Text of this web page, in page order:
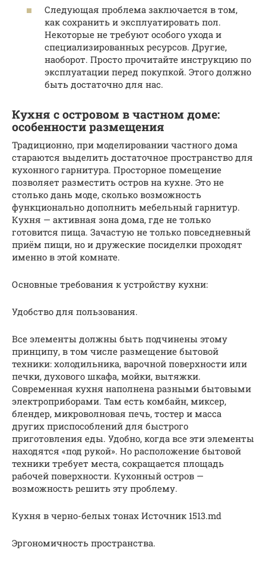
Следующая проблема заключается в том,
как сохранить и эксплуатировать пол.
Некоторые не требуют особого ухода и
специализированных ресурсов. Другие,
наоборот. Просто прочитайте инструкцию по
эксплуатации перед покупкой. Этого должно
быть достаточно для нас.
Кухня с островом в частном доме:
особенности размещения
Традиционно, при моделировании частного дома
стараются выделить достаточное пространство для
кухонного гарнитура. Просторное помещение
позволяет разместить остров на кухне. Это не
столько дань моде, сколько возможность
функционально дополнить мебельный гарнитур.
Кухня — активная зона дома, где не только
готовится пища. Зачастую не только повседневный
приём пищи, но и дружеские посиделки проходят
именно в этой комнате.
Основные требования к устройству кухни:
Удобство для пользования.
Все элементы должны быть подчинены этому
принципу, в том числе размещение бытовой
техники: холодильника, варочной поверхности или
печки, духового шкафа, мойки, вытяжки.
Современная кухня наполнена разными бытовыми
электроприборами. Там есть комбайн, миксер,
блендер, микроволновая печь, тостер и масса
других приспособлений для быстрого
приготовления еды. Удобно, когда все эти элементы
находятся «под рукой». Но расположение бытовой
техники требует места, сокращается площадь
рабочей поверхности. Кухонный остров —
возможность решить эту проблему.
Кухня в черно-белых тонах Источник 1513.md
Эргономичность пространства.